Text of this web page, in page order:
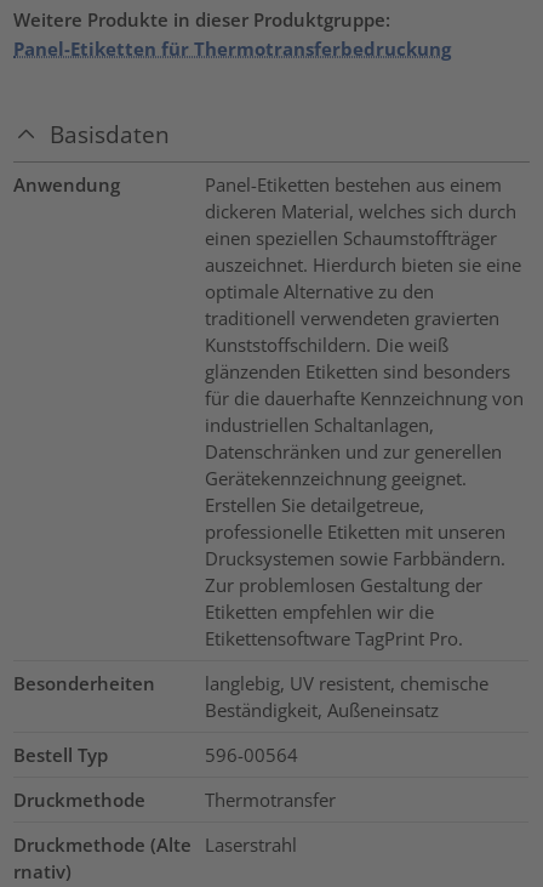
Weitere Produkte in dieser Produktgruppe:
Panel-Etiketten für Thermotransferbedruckung
Basisdaten
Anwendung
Panel-Etiketten bestehen aus einem
dickeren Material, welches sich durch
einen speziellen Schaumstoffträger
auszeichnet. Hierdurch bieten sie eine
optimale Alternative zu den
traditionell verwendeten gravierten
Kunststoffschildern. Die weiß
glänzenden Etiketten sind besonders
für die dauerhafte Kennzeichnung von
industriellen Schaltanlagen,
Datenschränken und zur generellen
Gerätekennzeichnung geeignet.
Erstellen Sie detailgetreue,
professionelle Etiketten mit unseren
Drucksystemen sowie Farbbändern.
Zur problemlosen Gestaltung der
Etiketten empfehlen wir die
Etikettensoftware TagPrint Pro.
Besonderheiten
langlebig, UV resistent, chemische
Beständigkeit, Außeneinsatz
Bestell Typ
596-00564
Druckmethode
Thermotransfer
Druckmethode (Alte
rnativ)
Laserstrahl